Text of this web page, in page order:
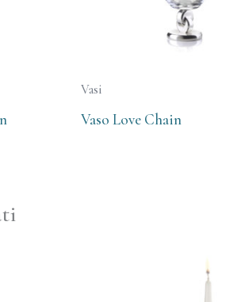
Vasi
Vaso Love Chain